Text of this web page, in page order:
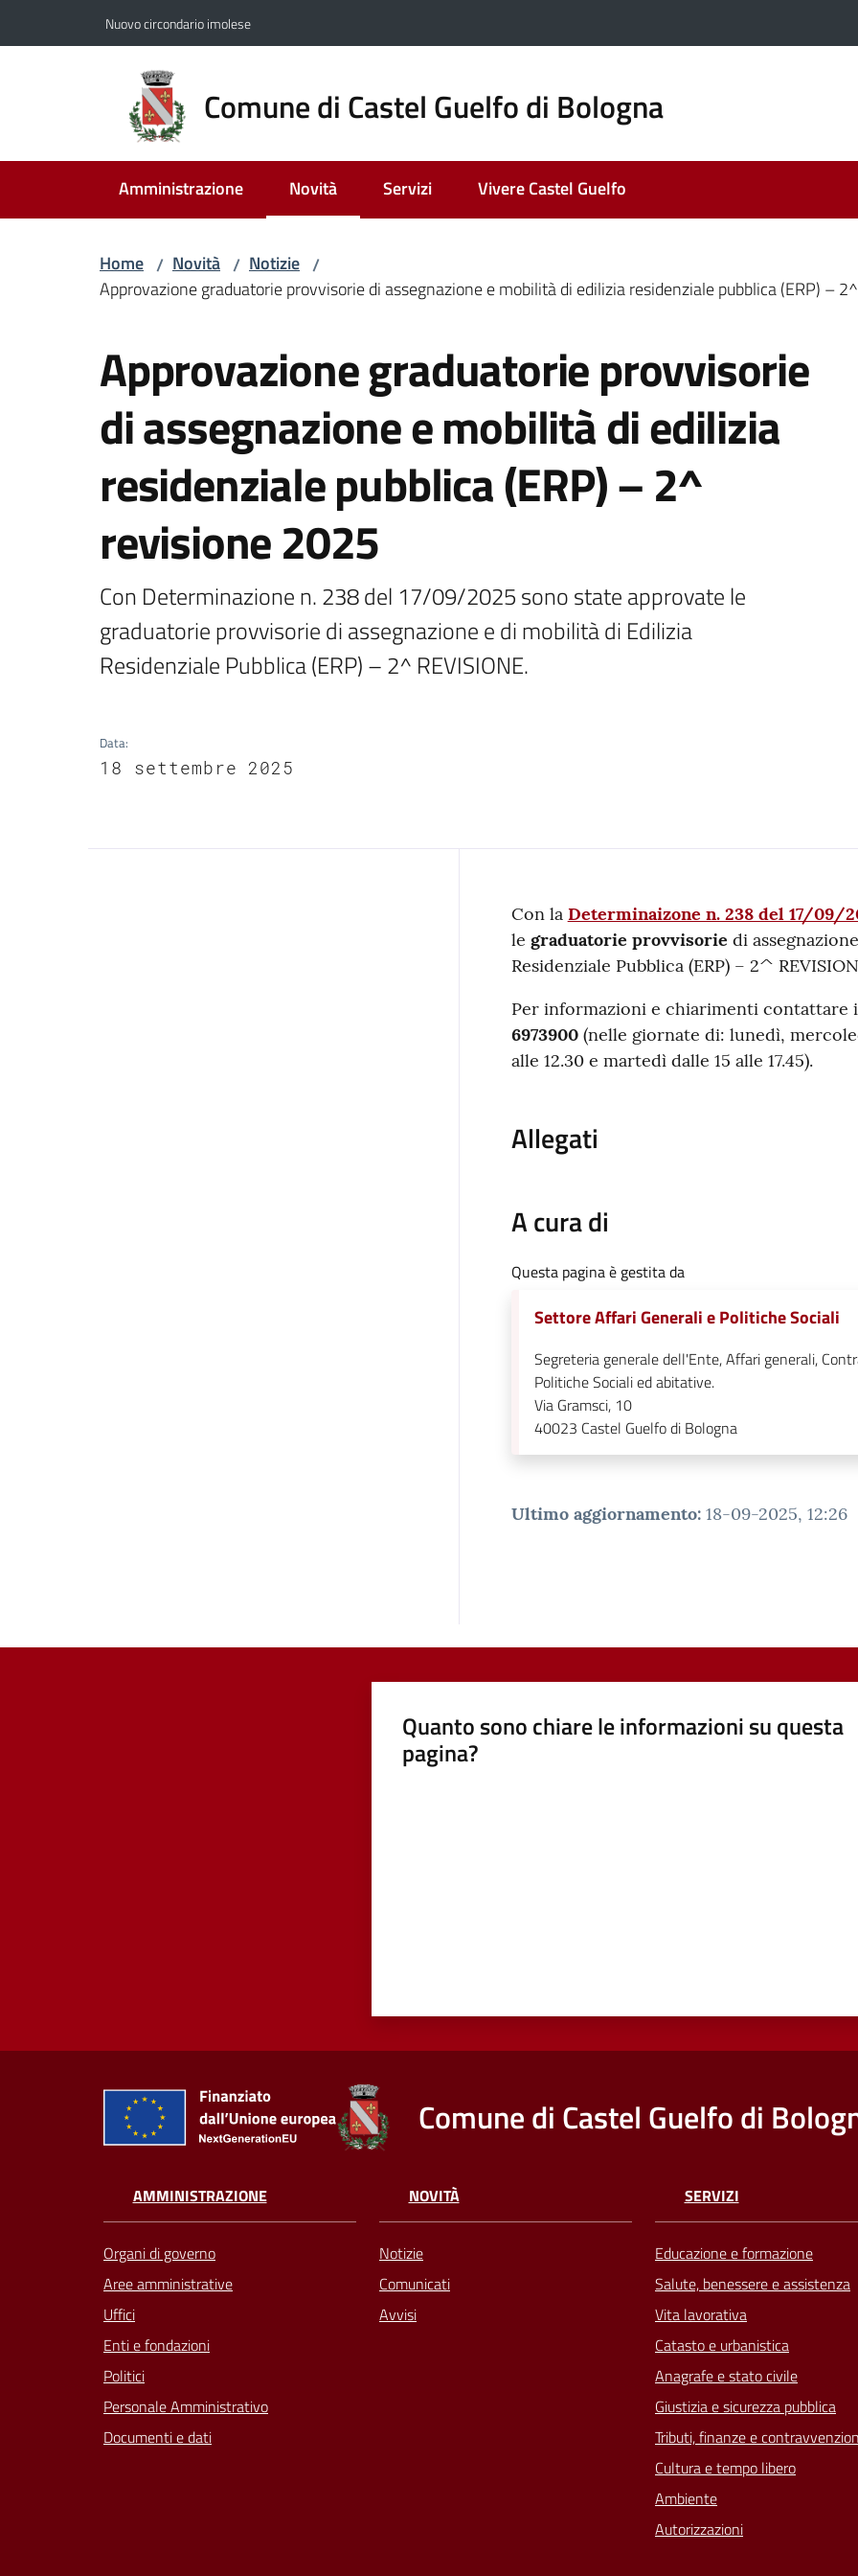
Nuovo circondario imolese
Comune di Castel Guelfo di Bologna
Amministrazione Novità
Menu selezionato
Servizi Vivere Castel Guelfo
Home / Novità / Notizie /
Approvazione graduatorie provvisorie di assegnazione e mobilità di edilizia residenziale pubblica (ERP) –
Approvazione graduatorie provvisorie
di assegnazione e mobilità di edilizia
residenziale pubblica (ERP) – 2^
revisione 2025
Con Determinazione n. 238 del 17/09/2025 sono state approvate le
graduatorie provvisorie di assegnazione e di mobilità di Edilizia
Residenziale Pubblica (ERP) – 2^ REVISIONE.
Data:
18 settembre 2025
Contenuto
Con la Determinaizone n. 238 del 17/09/
le graduatorie provvisorie di
Residenziale Pubblica (ERP) – 2^
Per informazioni e chiarimenti contattare
6973900(nelle giornate di: lunedì,
alle 12.30 e martedì dalle 15 alle 17.45).
Allegati
A cura di
Questa pagina è gestita da
Settore Affari Generali e Politiche Sociali
Segreteria generale dell'Ente, Affari generali,
Politiche Sociali ed abitative.
Via Gramsci, 10
40023 Castel Guelfo di Bologna
Ultimo aggiornamento: 18-09-2025, 12:26
Quanto sono chiare le informazioni su questa
pagina?
Comune di Castel Guelfo di
AMMINISTRAZIONE
Organi di governo
Aree amministrative
Uffici
Enti e fondazioni
Politici
Personale Amministrativo
Documenti e dati
NOVITÀ
Notizie
Comunicati
Avvisi
SERVIZI
Educazione e formazione
Salute, benessere e assistenza
Vita lavorativa
Catasto e urbanistica
Anagrafe e stato civile
Giustizia e sicurezza pubblica
Tributi, finanze e
Cultura e tempo libero
Ambiente
Autorizzazioni